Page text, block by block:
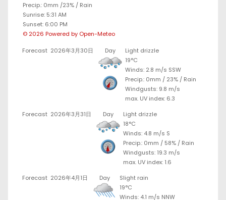
Precip.: 0mm /23% / Rain
Sunrise: 5:31 AM
Sunset: 6:00 PM
© 2026 Powered by Open-Meteo
Forecast 2026年3月30日 Day
Light drizzle
19°C
Winds: 2.8 m/s SSW
Precip.: 0mm / 23% / Rain
Windgusts: 9.8 m/s
max. UV index: 6.3
Forecast 2026年3月31日 Day
Light drizzle
18°C
Winds: 4.8 m/s S
Precip.: 0mm / 58% / Rain
Windgusts: 19.3 m/s
max. UV index: 1.6
Forecast 2026年4月1日 Day
Slight rain
19°C
Winds: 4.1 m/s NNW